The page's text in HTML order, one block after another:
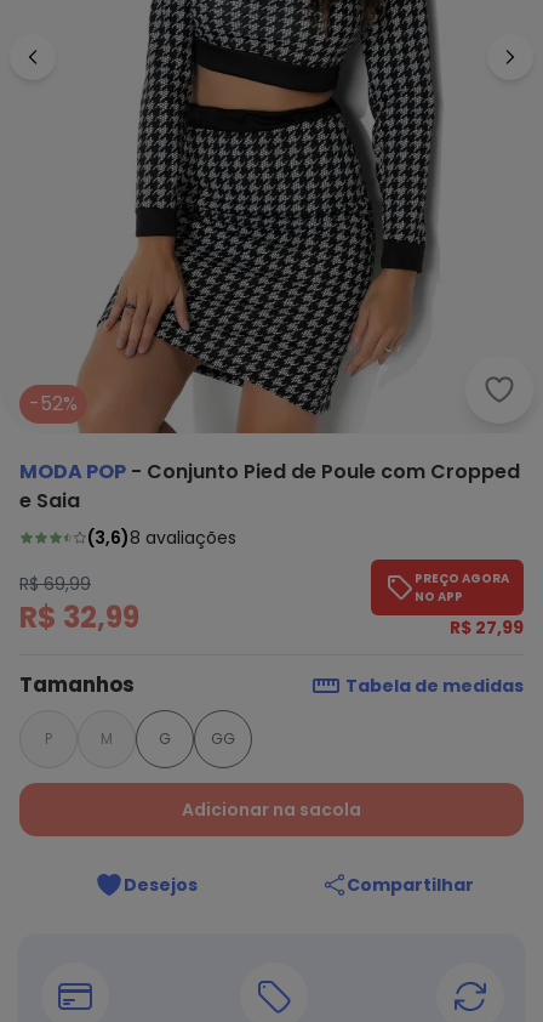
-52%
MODA POP - Conjunto Pied de Poule com Cropped
e Saia
(3,6)8 avaliações
R$ 69,99
R$ 32,99
PREÇO AGORA
NO APP
R$ 27,99
Tamanhos Tabela de medidas
P M G GG
Adicionar na sacola
Desejos Compartilhar